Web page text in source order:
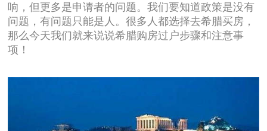
响，但更多是申请者的问题。我们要知道政策是没有
问题，有问题只能是人。很多人都选择去希腊买房，
那么今天我们就来说说希腊购房过户步骤和注意事
项！